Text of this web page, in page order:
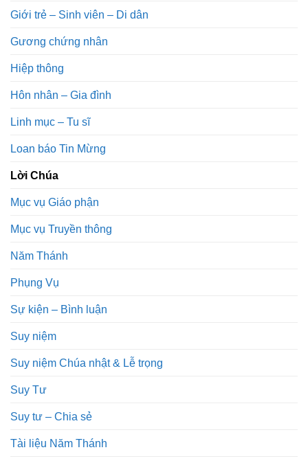
Giới trẻ – Sinh viên – Di dân
Gương chứng nhân
Hiệp thông
Hôn nhân – Gia đình
Linh mục – Tu sĩ
Loan báo Tin Mừng
Lời Chúa
Mục vụ Giáo phận
Mục vụ Truyền thông
Năm Thánh
Phụng Vụ
Sự kiện – Bình luận
Suy niệm
Suy niệm Chúa nhật & Lễ trọng
Suy Tư
Suy tư – Chia sẻ
Tài liệu Năm Thánh